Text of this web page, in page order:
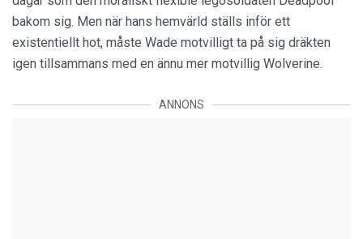
bakom sig. Men när hans hemvärld ställs inför ett
existentiellt hot, måste Wade motvilligt ta på sig dräkten
igen tillsammans med en ännu mer motvillig Wolverine.
ANNONS